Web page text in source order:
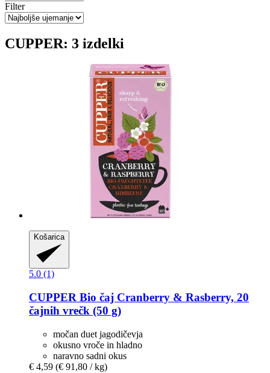
Filter
CUPPER: 3 izdelki
Košarica
5.0 (1)
CUPPER Bio čaj Cranberry & Rasberry, 20
čajnih vrečk (50 g)
močan duet jagodičevja
okusno vroče in hladno
naravno sadni okus
€ 4,59 (€ 91,80 / kg)